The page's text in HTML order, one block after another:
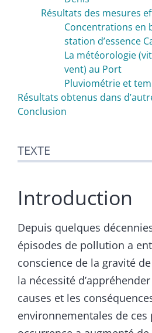
Résultats des mesures
Concentrations en
station d’essence
La météorologie
vent) au Port
Pluviométrie et
Résultats obtenus dans
Conclusion
TEXTE
Introduction
Depuis quelques
épisodes de pollution a
conscience de la gravité
la nécessité
causes et les
environnementales de